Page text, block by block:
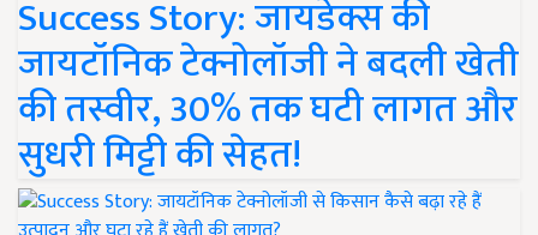
Success Story: जायडेक्स की
जायटॉनिक टेक्नोलॉजी ने बदली खेती
की तस्वीर, 30% तक घटी लागत और
सुधरी मिट्टी की सेहत!